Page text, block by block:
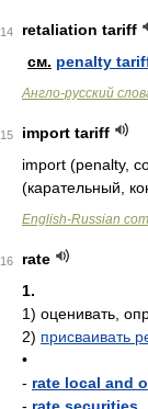
14
retaliation tariff
см. penalty
Англо-русский
15
import tariff
import (penalty,
(карательный,
English-Russian
16
rate
1.
1) оценивать,
2) присваивать
•
- rate local and